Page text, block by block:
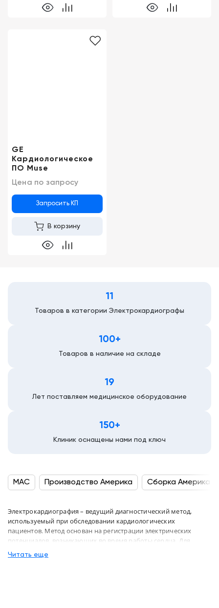
GE
Кардиологическое
ПО Muse
Цена по запросу
Запросить КП
В корзину
11
Товаров в категории Электрокардиографы
100+
Товаров в наличие на складе
19
Лет поставляем медицинское оборудование
150+
Клиник оснащены нами под ключ
MAC Производство Америка Сборка Америка
Электрокардиография – ведущий диагностический метод,
используемый при обследовании кардиологических
пациентов. Метод основан на регистрации электрических
потенциалов, возникающих во время работы сердца. Для
проведения диагностики необходим ЭКГ аппарат. Результатом
проведенного исследования является получение
Читать еще